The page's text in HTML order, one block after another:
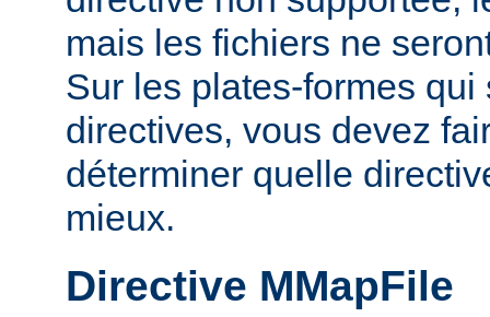
mais les fichiers ne
Sur les plates-formes
directives, vous devez
déterminer quelle
mieux.
Directive MMapFile